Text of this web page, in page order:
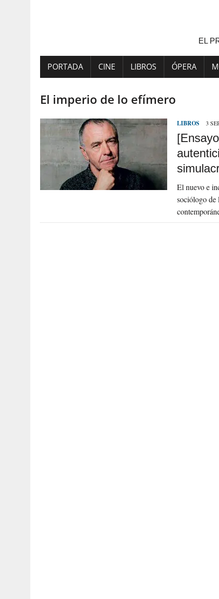
EL
PORTADA CINE LIBROS ÓPERA
El imperio de lo efímero
LIBROS 3
El nuevo e
sociólogo de